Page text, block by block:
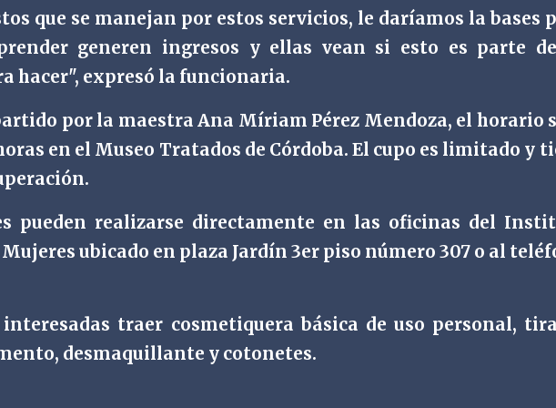
que se manejan por estos servicios, le daríamos la bases
generen ingresos y ellas vean si esto es parte
hacer", expresó la funcionaria.
por la maestra Ana Míriam Pérez Mendoza, el horario
en el Museo Tratados de Córdoba. El cupo es limitado y
pueden realizarse directamente en las oficinas del
ubicado en plaza Jardín 3er piso número 307 o al
traer cosmetiquera básica de uso personal,
desmaquillante y cotonetes.